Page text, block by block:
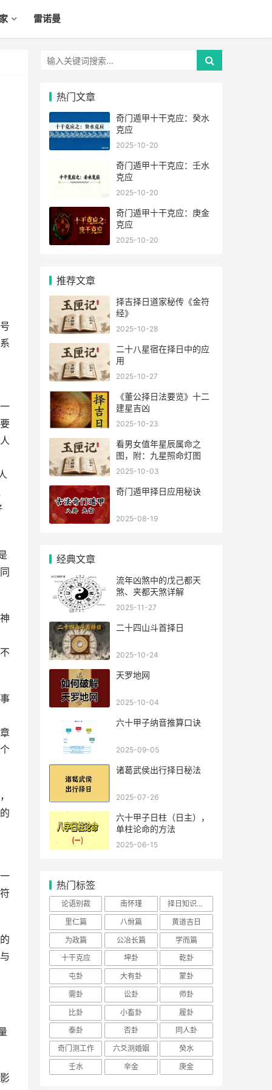
雷诺曼
热门文章
奇门遁甲十干克应：癸水
克应
2025-10-20
奇门遁甲十干克应：壬水
克应
2025-10-20
奇门遁甲十干克应：庚金
克应
2025-10-20
推荐文章
择吉择日道家秘传《金符
经》
2025-10-28
二十八星宿在择日中的应
用
2025-10-27
《董公择日法要览》十二
建星吉凶
2025-10-23
看男女值年星辰属命之
图，附：九星照命灯图
2025-10-03
奇门遁甲择日应用秘诀
2025-08-19
经典文章
流年凶煞中的戊己都天
煞、夹都天煞详解
2025-11-27
二十四山斗首择日
2025-10-24
天罗地网
2025-10-04
六十甲子纳音推算口诀
2025-09-05
诸葛武侯出行择日秘法
2025-07-26
六十甲子日柱（日主），
单柱论命的方法
2025-06-15
热门标签
论语别裁 南怀瑾
择日知识大全
里仁篇
八佾篇
黄道吉日
为政篇
公冶长篇
学而篇
十干克应
坤卦
乾卦
屯卦
大有卦
蒙卦
需卦
讼卦
师卦
比卦
小畜卦
履卦
泰卦
否卦
同人卦
奇门测工作
六爻测婚姻
癸水
壬水
辛金 庚金